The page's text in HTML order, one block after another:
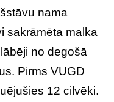
nama
sakrāmēta malka
no degošā
Pirms VUGD
12 cilvēki.